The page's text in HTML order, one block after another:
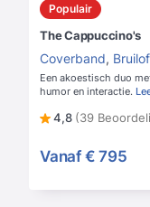
Populair
The Cappuccino's
Coverband,
Een akoestisch duo
humor en interactie.
4,8 (39
Vanaf € 795